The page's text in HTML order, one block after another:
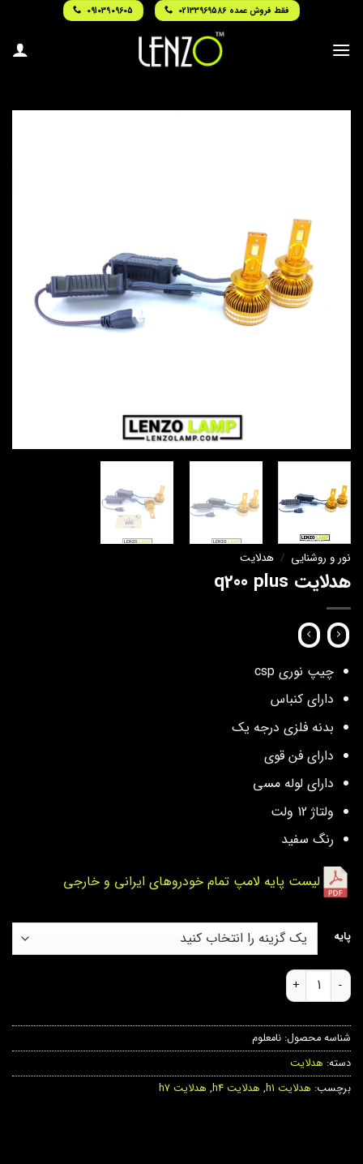
content
فقط فروش عمده 02133969586 09103909605
نور و روشنایی / هدلایت
هدلایت q200 plus
چیپ نوری csp
دارای کنباس
بدنه فلزی درجه یک
دارای فن قوی
دارای لوله مسی
ولتاژ 12 ولت
رنگ سفید
لیست پایه لامپ تمام خودروهای ایرانی و خارجی
پایه
هدلایت q200 plus عدد
شناسه محصول: نامعلوم
دسته: هدلایت
برچسب: هدلایت h1 , هدلایت h4 , هدلایت h7